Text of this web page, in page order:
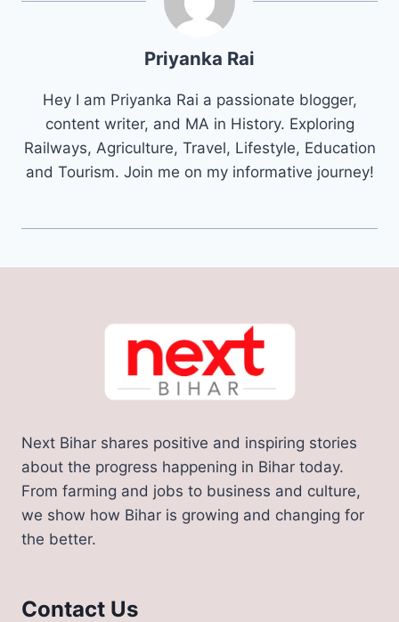
Priyanka Rai
Hey I am Priyanka Rai a passionate blogger,
content writer, and MA in History. Exploring
Railways, Agriculture, Travel, Lifestyle, Education
and Tourism. Join me on my informative journey!
Next Bihar shares positive and inspiring stories
about the progress happening in Bihar today.
From farming and jobs to business and culture,
we show how Bihar is growing and changing for
the better.
Contact Us